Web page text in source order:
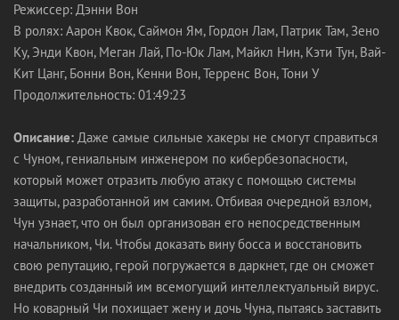
Режиссер: Дэнни Вон
В ролях: Аарон Квок, Саймон Ям, Гордон Лам, Патрик Там, Зено
Ку, Энди Квон, Меган Лай, По-Юк Лам, Майкл Нин, Кэти Тун, Вай-
Кит Цанг, Бонни Вон, Кенни Вон, Терренс Вон, Тони У
Продолжительность: 01:49:23
Описание: Даже самые сильные хакеры не смогут справиться
с Чуном, гениальным инженером по кибербезопасности,
который может отразить любую атаку с помощью системы
защиты, разработанной им самим. Отбивая очередной взлом,
Чун узнает, что он был организован его непосредственным
начальником, Чи. Чтобы доказать вину босса и восстановить
свою репутацию, герой погружается в даркнет, где он сможет
внедрить созданный им всемогущий интеллектуальный вирус.
Но коварный Чи похищает жену и дочь Чуна, пытаясь заставить